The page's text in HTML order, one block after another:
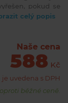
pokud se
na herní plán,
náročné. Ty
vzorová
celý popis
Naše cena
588 Kč
je uvedena s DPH
běžné ceně.